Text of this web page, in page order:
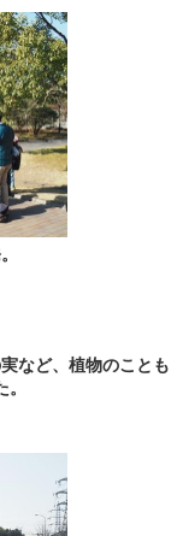
など、植物のことも